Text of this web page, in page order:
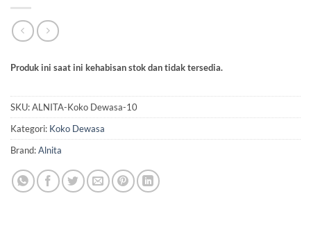
Produk ini saat ini kehabisan stok dan tidak tersedia.
SKU:ALNITA-Koko Dewasa-10
Kategori: Koko Dewasa
Brand:Alnita